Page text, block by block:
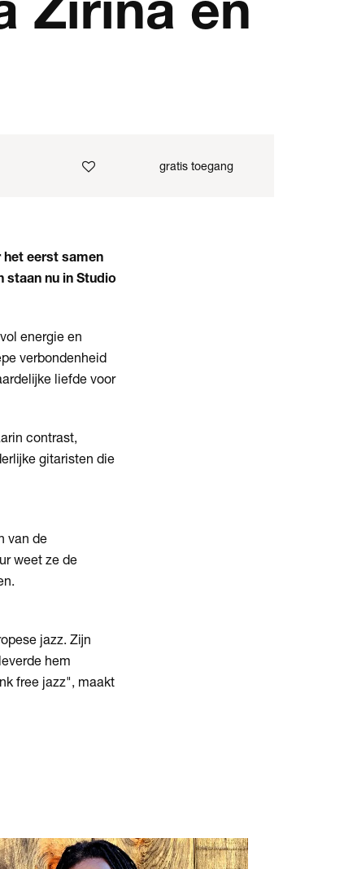
gratis toegang
het eerst samen
staan nu in Studio
energie en
verbondenheid
liefde voor
contrast,
gitaristen die
van de
weet ze de
jazz. Zijn
hem
free jazz", maakt